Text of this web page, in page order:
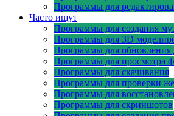
Программы для
Часто ищут
Программы для создания
Программы для 3D
Программы для обновления
Программы для просмотра
Программы для скачивания
Программы для проверки
Программы для
Программы для скриншотов